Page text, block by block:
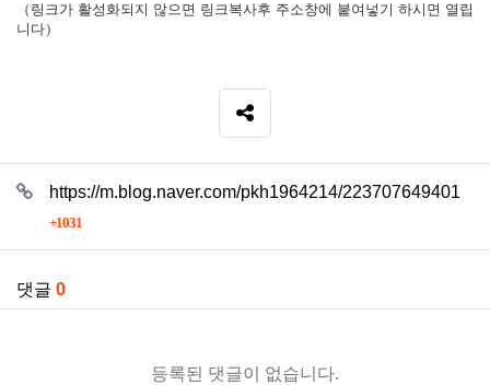
（링크가 활성화되지 않으면 링크복사후 주소창에 붙여넣기 하시면 열립
니다）
SNS 공유
관련자료https://m.blog.naver.com/pkh1964214/223707649401
1031
댓글 0
등록된 댓글이 없습니다.